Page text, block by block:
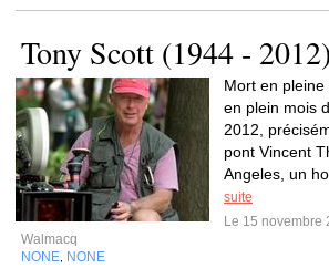
Tony Scott (1944 - 2012)
Mort en
en plein mois
2012,
pont Vincent
Angeles, un
suite
Le 15 novembre
Walmacq
NONE NONE